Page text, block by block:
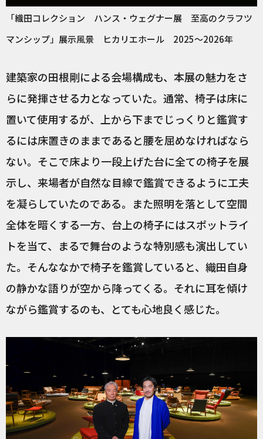
「織田コレクション ハンス・ウェグナー展 至高のクラフツ
マンシップ」展示風景 ヒカリエホール 2025～2026年
建築家の田根剛による会場構成も、本展の魅力をさ
らに発揮させる力となっていた。通常、椅子は床に
置いて使用するが、上から下までじっくりと鑑賞す
るには床置きのままであると腰を屈めなければなら
ない。そこで床より一段上げた台に全ての椅子を展
示し、来場者が自然な目線で鑑賞できるように工夫
を凝らしていたのである。また照明を落として空間
全体を暗くする一方、台上の椅子にはスポットライ
トを当て、まるで舞台のような特別感も演出してい
た。そんななかで椅子を鑑賞していると、織田自身
の静かな語りが空から降ってくる。それに耳を傾け
ながら鑑賞するのも、とても心地良く感じた。